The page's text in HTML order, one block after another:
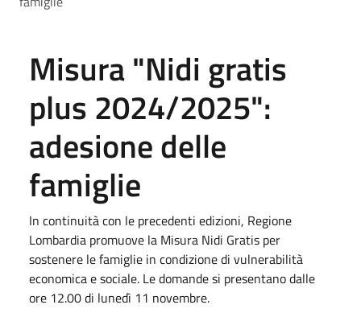
Misura "Nidi gratis
plus 2024/2025":
adesione delle
famiglie
In continuità con le precedenti edizioni, Regione
Lombardia promuove la Misura Nidi Gratis per
sostenere le famiglie in condizione di vulnerabilità
economica e sociale. Le domande si presentano dalle
ore 12.00 di lunedì 11 novembre.